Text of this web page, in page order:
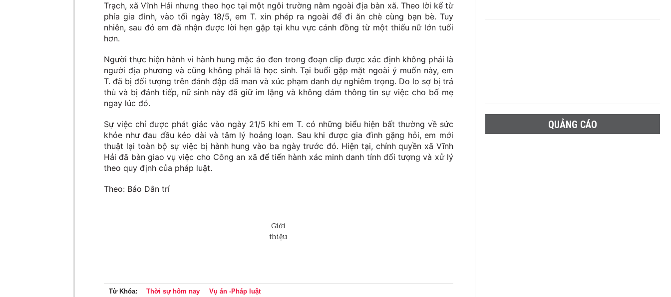
Trạch, xã Vĩnh Hải nhưng theo học tại một ngôi trường nằm ngoài địa bàn xã. Theo lời kể từ
phía gia đình, vào tối ngày 18/5, em T. xin phép ra ngoài để đi ăn chè cùng bạn bè. Tuy
nhiên, sau đó em đã nhận được lời hẹn gặp tại khu vực cánh đồng từ một thiếu nữ lớn tuổi
hơn.
Người thực hiện hành vi hành hung mặc áo đen trong đoạn clip được xác định không phải là
người địa phương và cũng không phải là học sinh. Tại buổi gặp mặt ngoài ý muốn này, em
T. đã bị đối tượng trên đánh đập dã man và xúc phạm danh dự nghiêm trọng. Do lo sợ bị trả
thù và bị đánh tiếp, nữ sinh này đã giữ im lặng và không dám thông tin sự việc cho bố mẹ
ngay lúc đó.
Sự việc chỉ được phát giác vào ngày 21/5 khi em T. có những biểu hiện bất thường về sức
khỏe như đau đầu kéo dài và tâm lý hoảng loạn. Sau khi được gia đình gặng hỏi, em mới
thuật lại toàn bộ sự việc bị hành hung vào ba ngày trước đó. Hiện tại, chính quyền xã Vĩnh
Hải đã bàn giao vụ việc cho Công an xã để tiến hành xác minh danh tính đối tượng và xử lý
theo quy định của pháp luật.
Theo: Báo Dân trí
Từ Khóa: Thời sự hôm nay Vụ án -Pháp luật
QUẢNG CÁO